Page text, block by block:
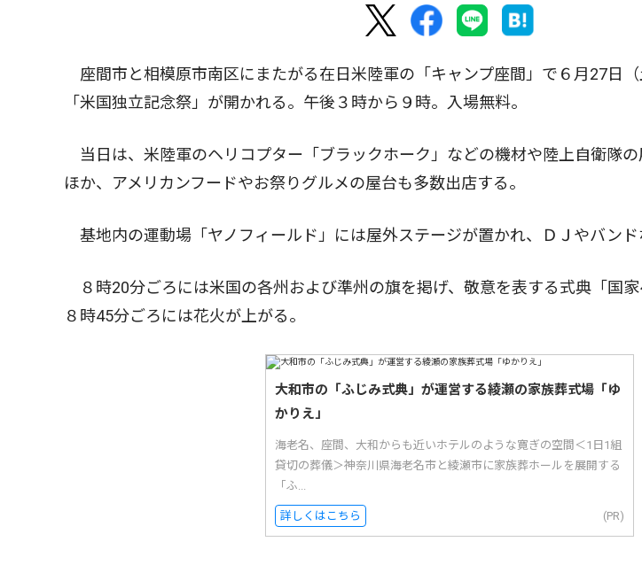
座間市と相模原市南区にまたがる在日米陸軍の「キャンプ座間」で６月27日
「米国独立記念祭」が開かれる。午後３時から９時。入場無料。
当日は、米陸軍のヘリコプター「ブラックホーク」などの機材や陸上自衛隊
ほか、アメリカンフードやお祭りグルメの屋台も多数出店する。
基地内の運動場「ヤノフィールド」には屋外ステージが置かれ、ＤＪやバンド
８時20分ごろには米国の各州および準州の旗を掲げ、敬意を表する式典「国家
８時45分ごろには花火が上がる。
大和市の「ふじみ式典」が運営する綾瀬の家族葬式場「ゆ
かりえ」
海老名、座間、大和からも近いホテルのような寛ぎの空間＜1日1組
貸切の葬儀＞神奈川県海老名市と綾瀬市に家族葬ホールを展開する
「ふ...
詳しくはこちら (PR)